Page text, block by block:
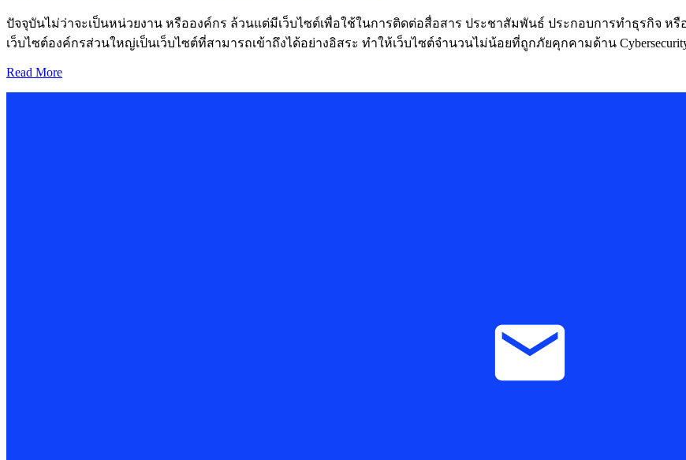
ปัจจุบันไม่ว่าจะเป็นหน่วยงาน หรือองค์กร ล้วนแต่มีเว็บไซต์เพื่อใช้ในการติดต่อสื่อสาร ประชาสัมพันธ์ ประกอบการทำธุรกิจ ห
เว็บไซต์องค์กรส่วนใหญ่เป็นเว็บไซต์ที่สามารถเข้าถึงได้อย่างอิสระ ทำให้เว็บไซต์จำนวนไม่น้อยที่ถูกภัยคุกคามด้าน
Read More